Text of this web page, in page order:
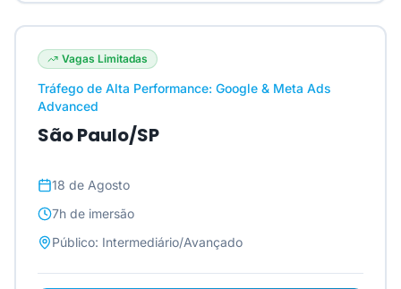
Vagas Limitadas
Tráfego de Alta Performance: Google & Meta Ads
Advanced
São Paulo/SP
18 de Agosto
7h de imersão
Público: Intermediário/Avançado